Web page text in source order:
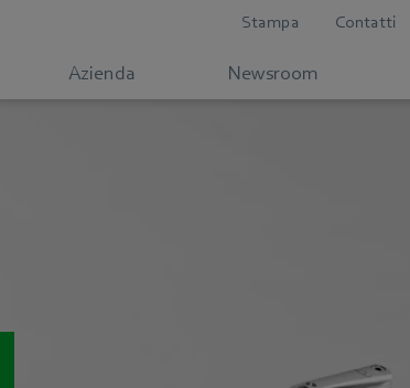
Stampa Contatti
Azienda Newsroom